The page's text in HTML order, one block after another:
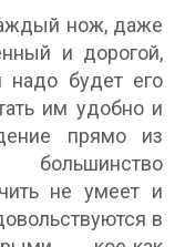
нож, даже
и дорогой,
надо будет его
им удобно и
прямо из
не умеет и
в